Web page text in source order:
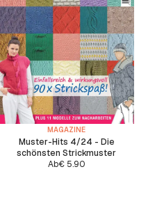
MAGAZINE
Muster-Hits 4/24 - Die
schönsten Strickmuster
Ab€5.90